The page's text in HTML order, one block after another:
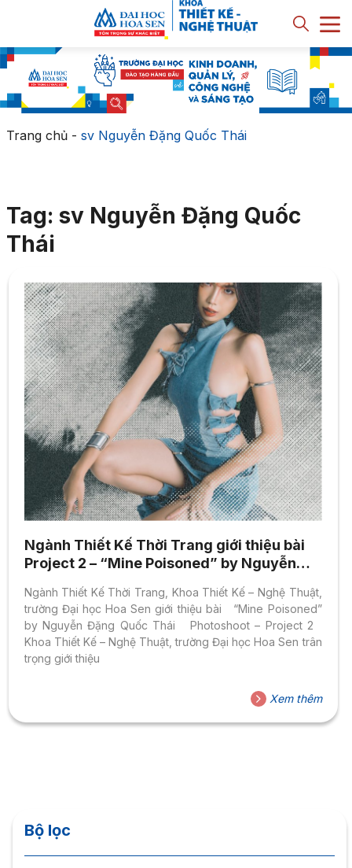
Trang chủ- sv Nguyễn Đặng Quốc Thái
Tag: sv Nguyễn Đặng Quốc
Thái
Ngành Thiết Kế Thời Trang giới thiệu bài
Project 2 – “Mine Poisoned” by Nguyễn
Ngành Thiết Kế Thời Trang, Khoa Thiết Kế – Nghệ Thuật,
trường Đại học Hoa Sen giới thiệu bài “Mine Poisoned”
by Nguyễn Đặng Quốc Thái Photoshoot – Project 2
Khoa Thiết Kế – Nghệ Thuật, trường Đại học Hoa Sen trân
trọng giới thiệu
Xem thêm
Bộ lọc